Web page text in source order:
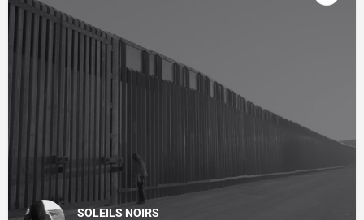
SOLEILS NOIRS